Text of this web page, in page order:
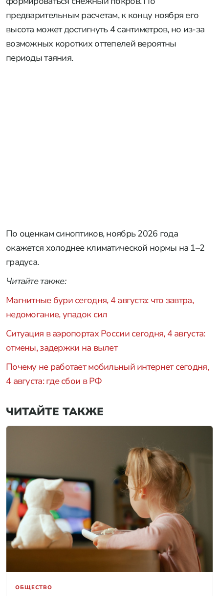
предварительным расчетам, к концу ноября его
высота может достигнуть 4 сантиметров, но из-за
возможных коротких оттепелей вероятны
периоды таяния.
По оценкам синоптиков, ноябрь 2026 года
окажется холоднее климатической нормы на 1–2
градуса.
Читайте также:
Магнитные бури сегодня, 4 августа: что завтра,
недомогание, упадок сил
Ситуация в аэропортах России сегодня, 4 августа:
отмены, задержки на вылет
Почему не работает мобильный интернет сегодня,
4 августа: где сбои в РФ
ЧИТАЙТЕ ТАКЖЕ
ОБЩЕСТВО